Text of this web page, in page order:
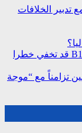
الخلافات
دراسة: المستويات “الطبيعية” لفيتامين B12 قد تخفي خطرا
تزامناً مع “موجة